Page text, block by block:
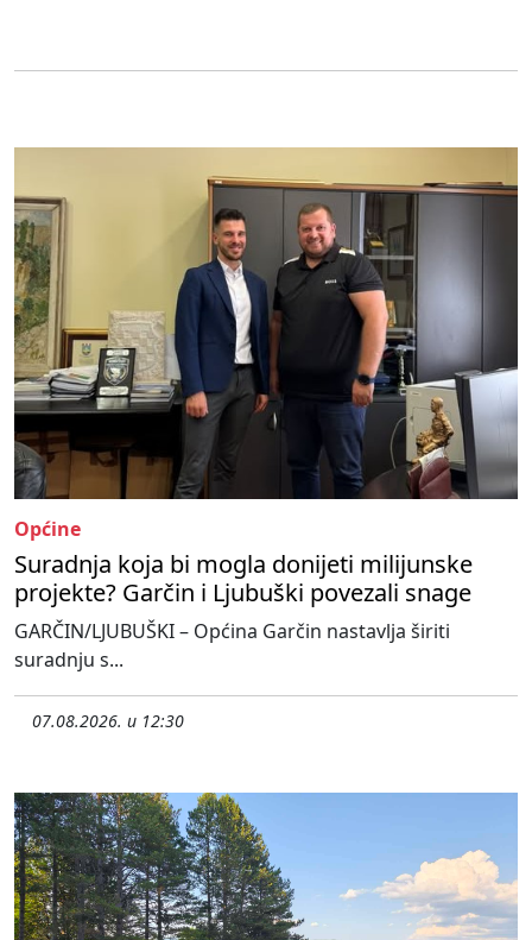
Općine
Suradnja koja bi mogla donijeti milijunske
projekte? Garčin i Ljubuški povezali snage
GARČIN/LJUBUŠKI – Općina Garčin nastavlja širiti
suradnju s...
07.08.2026. u 12:30